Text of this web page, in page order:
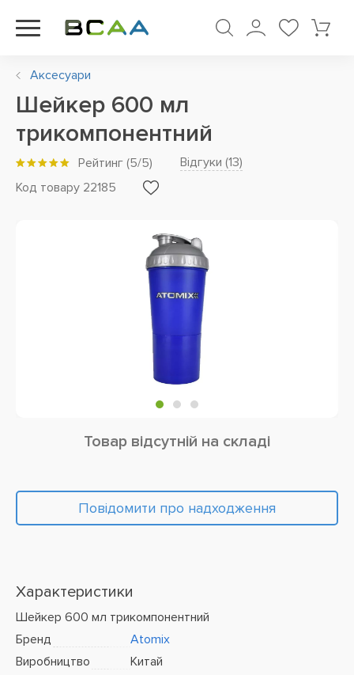
Аксесуари
Шейкер 600 мл
трикомпонентний
Рейтинг (5/5) Відгуки (13)
Код товару 22185
Товар відсутній на складі
Повідомити про надходження
Характеристики
Шейкер 600 мл трикомпонентний
Бренд
Atomix
Виробництво
Китай